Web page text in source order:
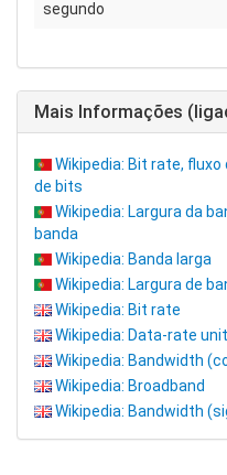
segundo
Mais Informações
Wikipedia: Bit rate,
de bits
Wikipedia: Largura da
banda
Wikipedia: Banda larga
Wikipedia: Largura de
Wikipedia: Bit rate
Wikipedia: Data-rate
Wikipedia: Bandwidth
Wikipedia: Broadband
Wikipedia: Bandwidth